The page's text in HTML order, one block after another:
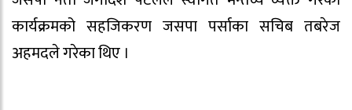
कार्यक्रमको सहजिकरण जसपा पर्साका सचिब तबरेज
अहमदले गरेका थिए ।